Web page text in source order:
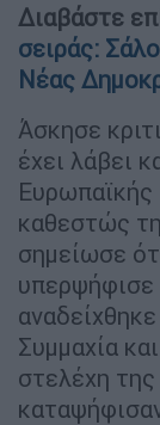
Διαβάστε
σειράς:
Νέας
Άσκησε
έχει λάβει
καθεστώς
σημείωσε
υπερψήφισε
Συμμαχία
στελέχη